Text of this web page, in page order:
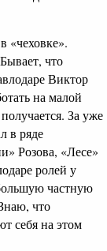
«чеховке».
что
Виктор
на малой
За уже
в ряде
Розова, «Лесе»
ролей у
частную
что
себя на этом